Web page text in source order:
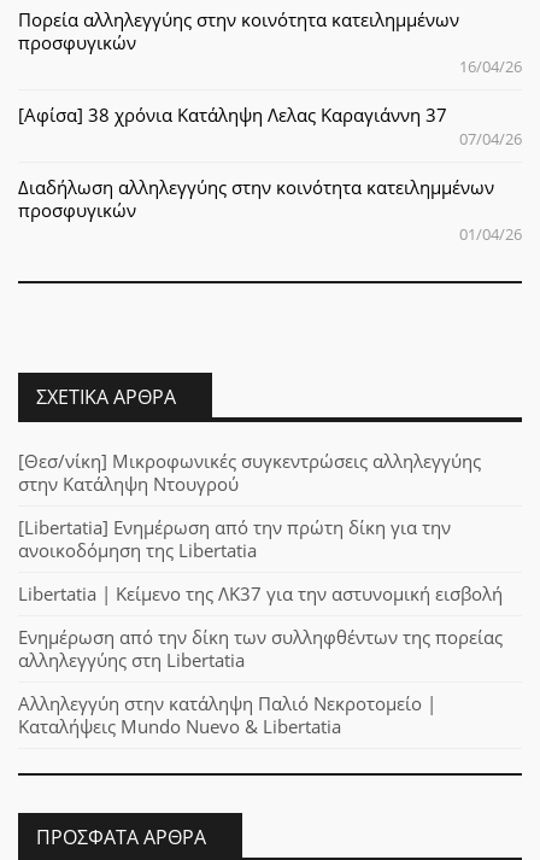
Πορεία αλληλεγγύης στην κοινότητα κατειλημμένων
προσφυγικών
16/04/26
[Αφίσα] 38 χρόνια Κατάληψη Λελας Καραγιάννη 37
07/04/26
Διαδήλωση αλληλεγγύης στην κοινότητα κατειλημμένων
προσφυγικών
01/04/26
ΣΧΕΤΙΚΆ ΆΡΘΡΑ
[Θεσ/νίκη] Μικροφωνικές συγκεντρώσεις αλληλεγγύης
στην Κατάληψη Ντουγρού
[Libertatia] Ενημέρωση από την πρώτη δίκη για την
ανοικοδόμηση της Libertatia
Libertatia | Κείμενο της ΛΚ37 για την αστυνομική εισβολή
Ενημέρωση από την δίκη των συλληφθέντων της πορείας
αλληλεγγύης στη Libertatia
Αλληλεγγύη στην κατάληψη Παλιό Νεκροτομείο |
Καταλήψεις Mundo Nuevo & Libertatia
ΠΡΌΣΦΑΤΑ ΆΡΘΡΑ